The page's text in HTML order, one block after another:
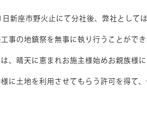
日新座市野火止にて分社後、弊社として
事の地鎮祭を無事に執り行うことがで
は、晴天に恵まれお施主様始めお親族様
様に土地を利用させてもらう許可を得て